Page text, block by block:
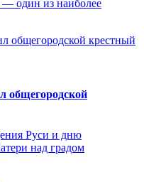
один из наиболее
общегородской
Руси и дню
над градом